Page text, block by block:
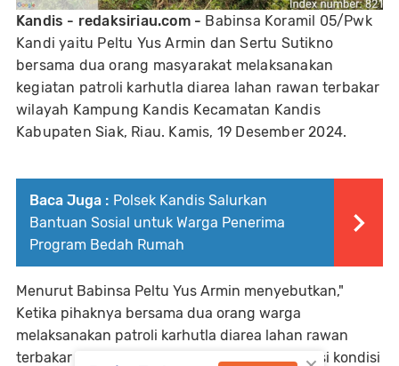
Kandis - redaksiriau.com - Babinsa Koramil 05/Pwk
Kandi yaitu Peltu Yus Armin dan Sertu Sutikno
bersama dua orang masyarakat melaksanakan
kegiatan patroli karhutla diarea lahan rawan terbakar
wilayah Kampung Kandis Kecamatan Kandis
Kabupaten Siak, Riau. Kamis, 19 Desember 2024.
Baca Juga : Polsek Kandis Salurkan
Bantuan Sosial untuk Warga Penerima
Program Bedah Rumah
Menurut Babinsa Peltu Yus Armin menyebutkan,"
Ketika pihaknya bersama dua orang warga
melaksanakan patroli karhutla diarea lahan rawan
terbakar wilayah Kampung Kandis pada situasi kondisi